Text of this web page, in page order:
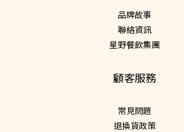
品牌故事
聯絡資訊
星野餐飲集團
顧客服務
常見問題
退換貨政策